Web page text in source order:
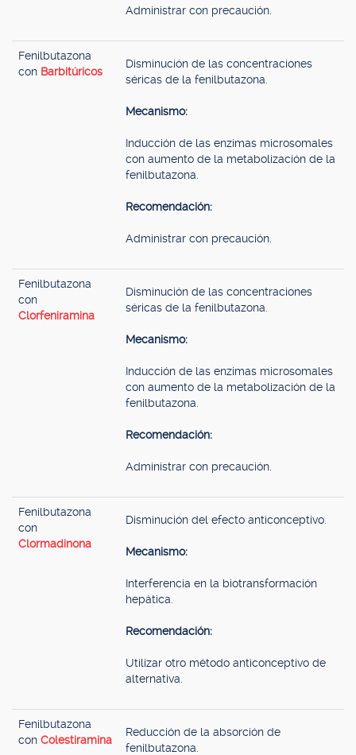
Administrar con precaución.
Fenilbutazona
con Barbitúricos
Disminución de las concentraciones
séricas de la fenilbutazona.
Mecanismo:
Inducción de las enzimas microsomales
con aumento de la metabolización de la
fenilbutazona.
Recomendación:
Administrar con precaución.
Fenilbutazona
con
Clorfeniramina
Disminución de las concentraciones
séricas de la fenilbutazona.
Mecanismo:
Inducción de las enzimas microsomales
con aumento de la metabolización de la
fenilbutazona.
Recomendación:
Administrar con precaución.
Fenilbutazona
con
Clormadinona
Disminución del efecto anticonceptivo.
Mecanismo:
Interferencia en la biotransformación
hepática.
Recomendación:
Utilizar otro método anticonceptivo de
alternativa.
Fenilbutazona
con Colestiramina
Reducción de la absorción de
fenilbutazona.